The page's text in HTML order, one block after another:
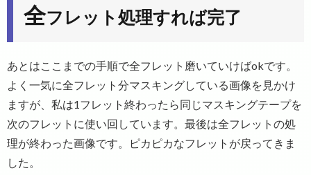
全フレット処理すれば完了
あとはここまでの手順で全フレット磨いていけばokです。
よく一気に全フレット分マスキングしている画像を見かけ
ますが、私は1フレット終わったら同じマスキングテープを
次のフレットに使い回しています。最後は全フレットの処
理が終わった画像です。ピカピカなフレットが戻ってきま
した。